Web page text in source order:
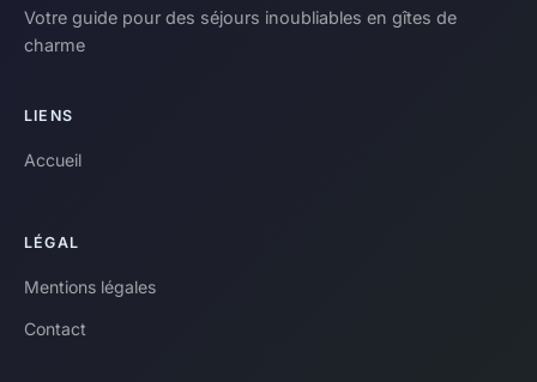
Votre guide pour des séjours inoubliables en gîtes de
charme
LIENS
Accueil
LÉGAL
Mentions légales
Contact